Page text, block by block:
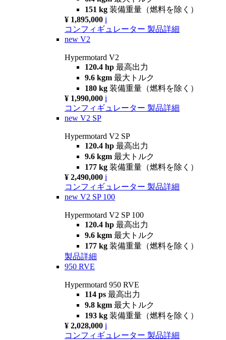
151 kg 装備重量（燃料を除く）
¥ 1,895,000 i
コンフィギュレーター 製品詳細
new V2
Hypermotard V2
120.4 hp 最高出力
9.6 kgm 最大トルク
180 kg 装備重量（燃料を除く）
¥ 1,990,000 i
コンフィギュレーター 製品詳細
new V2 SP
Hypermotard V2 SP
120.4 hp 最高出力
9.6 kgm 最大トルク
177 kg 装備重量（燃料を除く）
¥ 2,490,000 i
コンフィギュレーター 製品詳細
new V2 SP 100
Hypermotard V2 SP 100
120.4 hp 最高出力
9.6 kgm 最大トルク
177 kg 装備重量（燃料を除く）
製品詳細
950 RVE
Hypermotard 950 RVE
114 ps 最高出力
9.8 kgm 最大トルク
193 kg 装備重量（燃料を除く）
¥ 2,028,000 i
コンフィギュレーター 製品詳細